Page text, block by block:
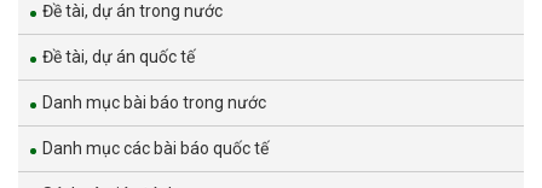
Đề tài, dự án trong nước
Đề tài, dự án quốc tế
Danh mục bài báo trong nước
Danh mục các bài báo quốc tế